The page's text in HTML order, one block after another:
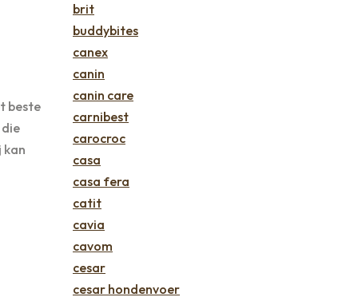
beste
kan
brit
buddybites
canex
canin
canin care
carnibest
carocroc
casa
casa fera
catit
cavia
cavom
cesar
cesar hondenvoer